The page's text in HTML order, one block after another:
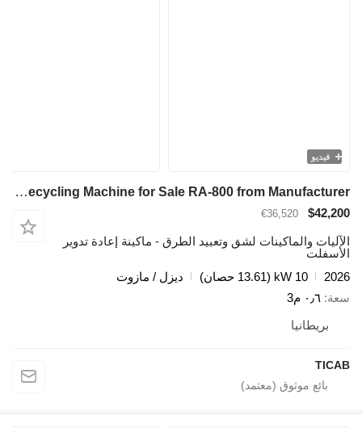
فيديو
TICAB Asphalt Recycling Machine for Sale RA-800 from Manufacturer
$42,200
€36,520
الآليات والماكينات لشق وتعبيد الطرق - ماكينة إعادة تدوير
الأسفلت
2026
10 kW (13.61 حصان)
ديزل / مازوت
سعة ٠٫٦ م3
بريطانيا
TICAB